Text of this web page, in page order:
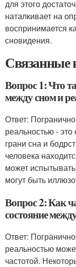
для этого
наталкивает на
воспринимается
сновидения.
Связанные
Вопрос 1: Что
между сном и
Ответ:
реальностью - это
грани сна и
человека
может
могут быть
Вопрос 2: Как
состояние
Ответ:
реальностью
частотой.